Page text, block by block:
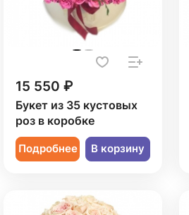
15 550 ₽
Букет из 35 кустовых
роз в коробке
Подробнее В корзину